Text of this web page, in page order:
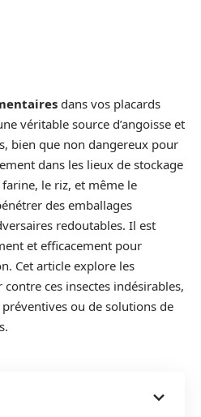
dans vos placards
véritable source d’angoisse et
bien que non dangereux pour
dans les lieux de stockage
farine, le riz, et même le
des emballages
redoutables. Il est
et efficacement pour
Cet article explore les
ces insectes indésirables,
préventives ou de solutions de